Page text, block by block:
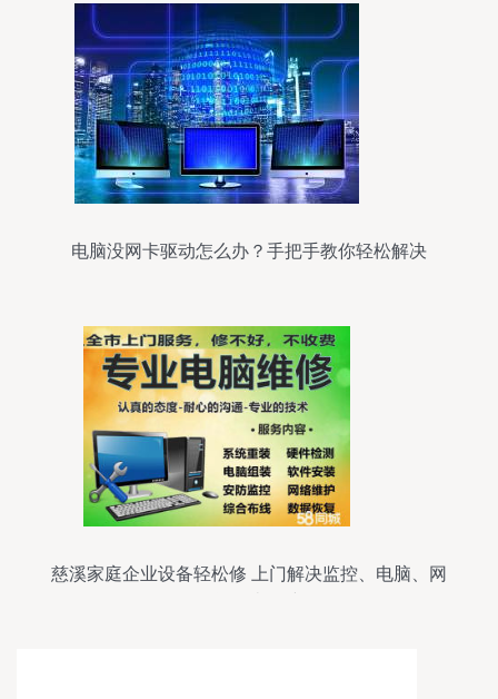
电脑没网卡驱动怎么办？手把手教你轻松解决
慈溪家庭企业设备轻松修 上门解决监控、电脑、网